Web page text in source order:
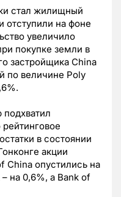
стал жилищный
отступили на фоне
увеличило
покупке земли в
застройщика China
по величине Poly
подхватил
в состоянии
акции
China опустились на
на 0,6%, а Bank of